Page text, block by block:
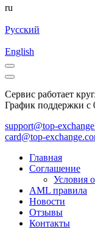
ru
Русский
English
Сервис работает
График поддержки с
support@top-
card@top-
Главная
Соглашение
Условия
AML правила
Новости
Отзывы
Контакты